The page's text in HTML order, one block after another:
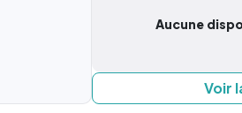
Aucune
Voir